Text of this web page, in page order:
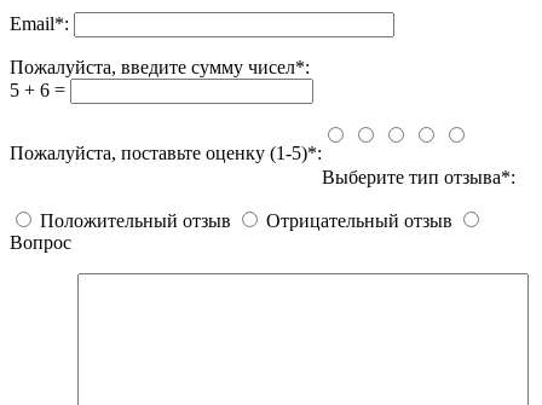
Email*:
Пожалуйста, введите сумму чисел*:
5 + 6 =
Пожалуйста, поставьте оценку (1-5)*:
Выберите тип отзыва*:
Положительный отзыв
Отрицательный отзыв
Вопрос